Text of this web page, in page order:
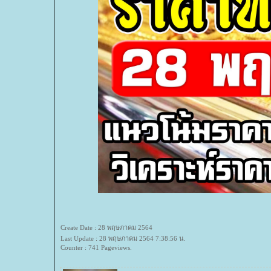
Create Date : 28 พฤษภาคม 2564
Last Update : 28 พฤษภาคม 2564 7:38:56 น.
Counter : 741 Pageviews.